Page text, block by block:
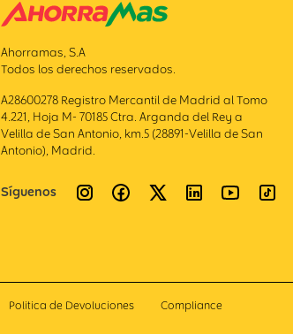
Ahorramas, S.A
Todos los derechos reservados.
A28600278 Registro Mercantil de Madrid al Tomo
4.221, Hoja M- 70185 Ctra. Arganda del Rey a
Velilla de San Antonio, km.5 (28891-Velilla de San
Antonio), Madrid.
Síguenos
Politica de Devoluciones
Compliance